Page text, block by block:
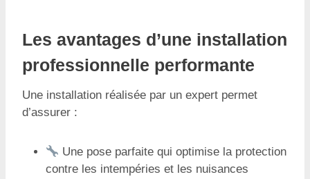
Les avantages d’une installation
professionnelle performante
Une installation réalisée par un expert permet
d’assurer :
Une pose parfaite qui optimise la protection
contre les intempéries et les nuisances